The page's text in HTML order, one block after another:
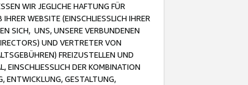
WIR JEGLICHE HAFTUNG FÜR
WEBSITE (EINSCHLIESSLICH IHRER
SICH, UNS, UNSERE VERBUNDENEN
UND VERTRETER VON
FREIZUSTELLEN UND
EINSCHLIESSLICH DER KOMBINATION
ENTWICKLUNG, GESTALTUNG,